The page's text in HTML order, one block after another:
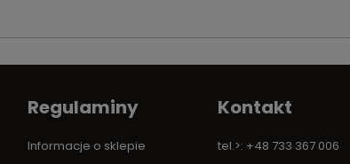
Regulaminy
Informacje o sklepie
Kontakt
tel.>: +48 733 367 006